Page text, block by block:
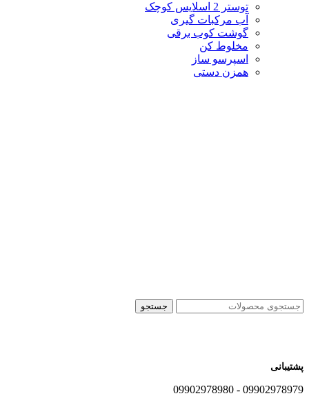
توستر 2 اسلایس کوچک
آب مرکبات گیری
گوشت کوب برقی
مخلوط کن
اسپرسو ساز
همزن دستی
جستجو
پشتیبانی
09902978979 - 09902978980